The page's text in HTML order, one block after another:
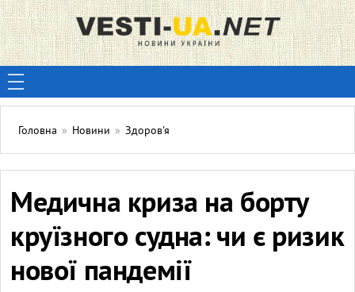
Головна » Новини » Здоров'я
Медична криза на борту
круїзного судна: чи є ризик
нової пандемії